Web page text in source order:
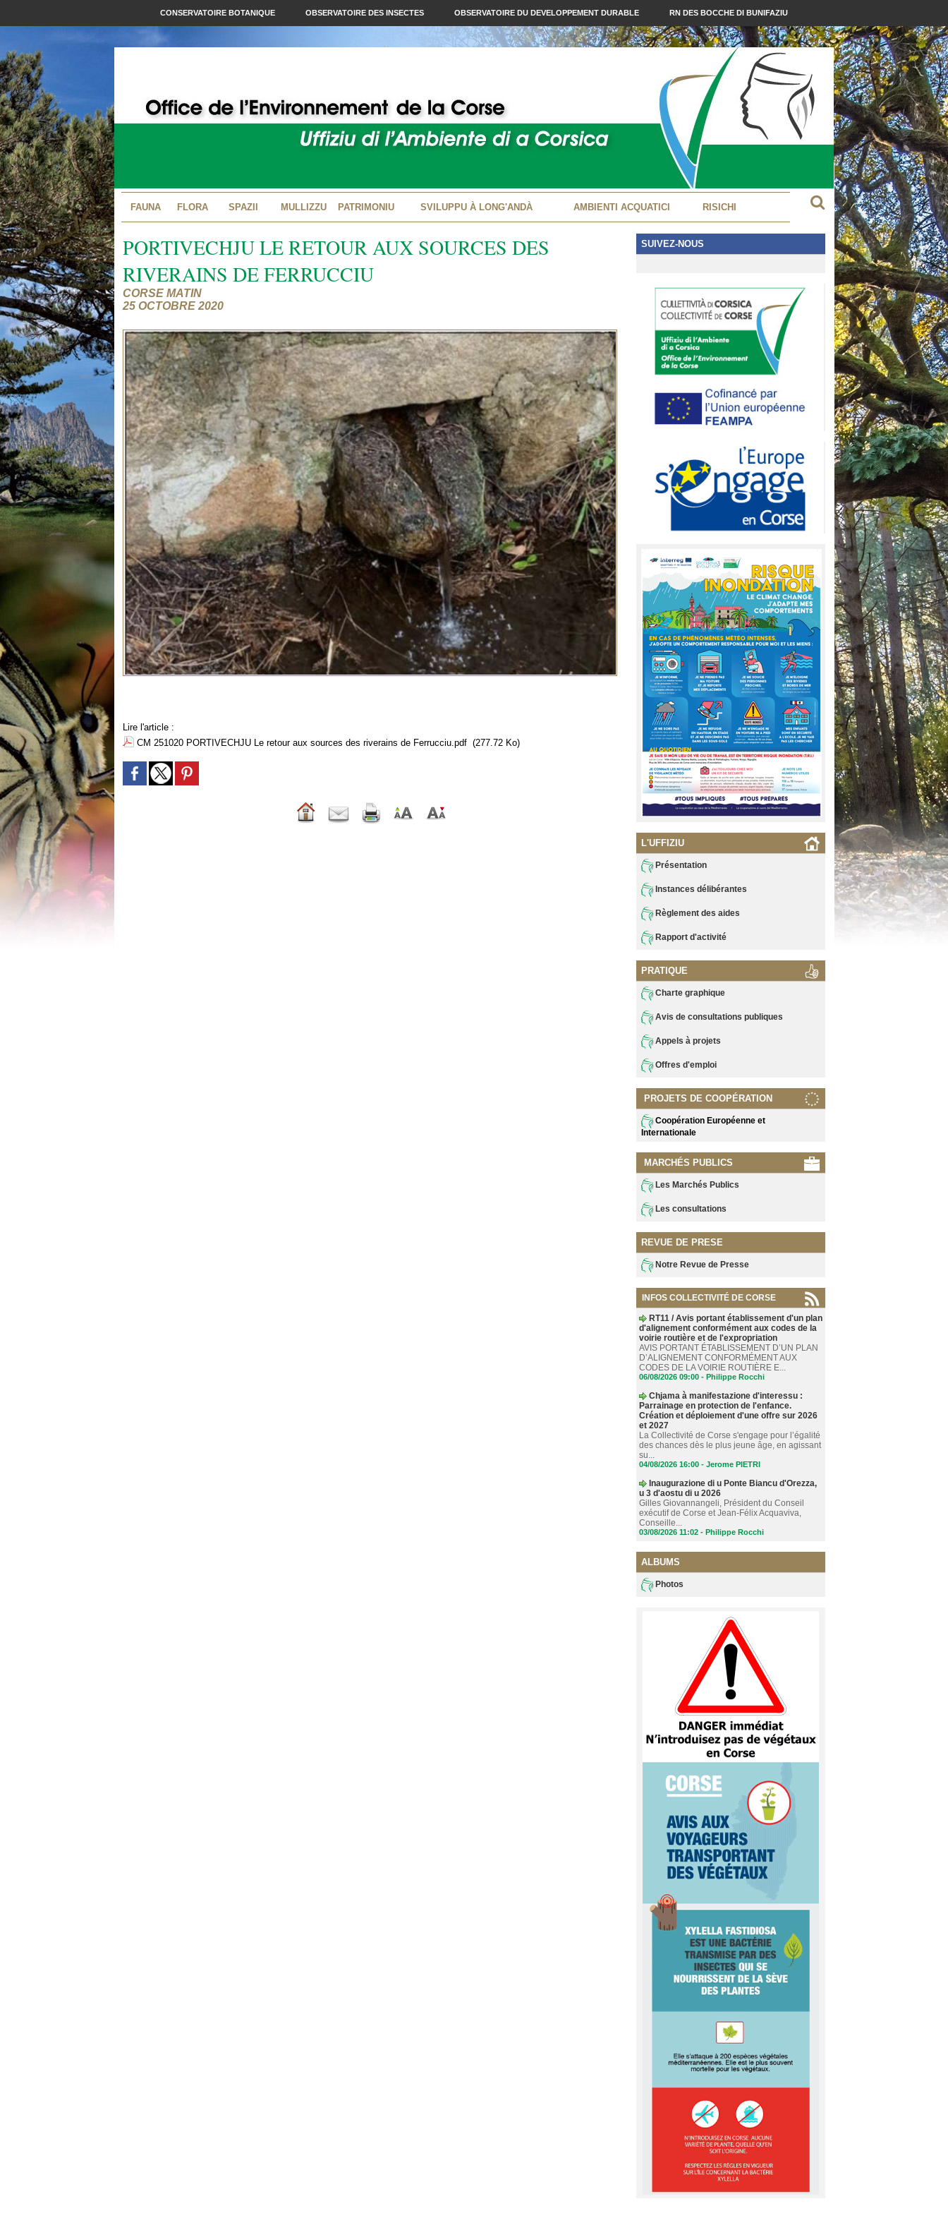
CONSERVATOIRE BOTANIQUE OBSERVATOIRE DES INSECTES OBSERVATOIRE DU DEVELOPPEMENT DURABLE RN DES BOCCHE DI BUNIFAZIU
FAUNA FLORA SPAZII MULLIZZU PATRIMONIU SVILUPPU À LONG'ANDÀ AMBIENTI ACQUATICI RISICHI
PORTIVECHJU LE RETOUR AUX SOURCES DES
RIVERAINS DE FERRUCCIU
CORSE MATIN
25 OCTOBRE 2020
Lire l'article :
CM 251020 PORTIVECHJU Le retour aux sources des riverains de Ferrucciu.pdf (277.72 Ko)
SUIVEZ-NOUS
L'UFFIZIU
Présentation
Instances délibérantes
Règlement des aides
Rapport d'activité
PRATIQUE
Charte graphique
Avis de consultations publiques
Appels à projets
Offres d'emploi
PROJETS DE COOPÉRATION
Coopération Européenne et
Internationale
MARCHÉS PUBLICS
Les Marchés Publics
Les consultations
REVUE DE PRESE
Notre Revue de Presse
INFOS COLLECTIVITÉ DE CORSE
RT11 / Avis portant établissement d'un plan
d'alignement conformément aux codes de la
voirie routière et de l'expropriation
AVIS PORTANT ÉTABLISSEMENT D’UN PLAN
D’ALIGNEMENT CONFORMÉMENT AUX
CODES DE LA VOIRIE ROUTIÈRE E...
06/08/2026 09:00 - Philippe Rocchi
Chjama à manifestazione d'interessu :
Parrainage en protection de l'enfance.
Création et déploiement d'une offre sur 2026
et 2027
La Collectivité de Corse s'engage pour l’égalité
des chances dès le plus jeune âge, en agissant
su...
04/08/2026 16:00 - Jerome PIETRI
Inaugurazione di u Ponte Biancu d'Orezza,
u 3 d'aostu di u 2026
Gilles Giovannangeli, Président du Conseil
exécutif de Corse et Jean-Félix Acquaviva,
Conseille...
03/08/2026 11:02 - Philippe Rocchi
ALBUMS
Photos